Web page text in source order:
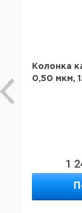
Колонка
0,50 мкм,
1